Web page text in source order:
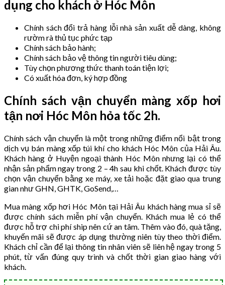
dụng cho khách ở Hóc Môn
Chính sách đổi trả hàng lỗi nhà sản xuất dễ dàng, không
rườm rà thủ tục phức tạp
Chính sách bảo hành;
Chính sách bảo vệ thông tin người tiêu dùng;
Tùy chọn phương thức thanh toán tiện lợi;
Có xuất hóa đơn, ký hợp đồng
Chính sách vận chuyển màng xốp hơi
tận nơi Hóc Môn hỏa tốc 2h.
Chính sách vận chuyển là một trong những điểm nổi bật trong
dịch vụ bán màng xốp túi khí cho khách Hóc Môn của Hải Âu.
Khách hàng ở Huyện ngoại thành Hóc Môn nhưng lại có thể
nhận sản phẩm ngay trong 2 – 4h sau khi chốt. Khách được tùy
chọn vận chuyển bằng xe máy, xe tải hoặc đặt giao qua trung
gian như GHN, GHTK, GoSend,…
Mua màng xốp hơi Hóc Môn tại Hải Âu khách hàng mua sỉ sẽ
được chính sách miễn phí vận chuyển. Khách mua lẻ có thể
được hỗ trợ chi phí ship nên cứ an tâm. Thêm vào đó, quà tặng,
khuyến mãi sẽ được áp dụng thường niên tùy theo thời điểm.
Khách chỉ cần để lại thông tin nhân viên sẽ liên hệ ngay trong 5
phút, từ vấn đúng quy trình và chốt thời gian giao hàng với
khách.